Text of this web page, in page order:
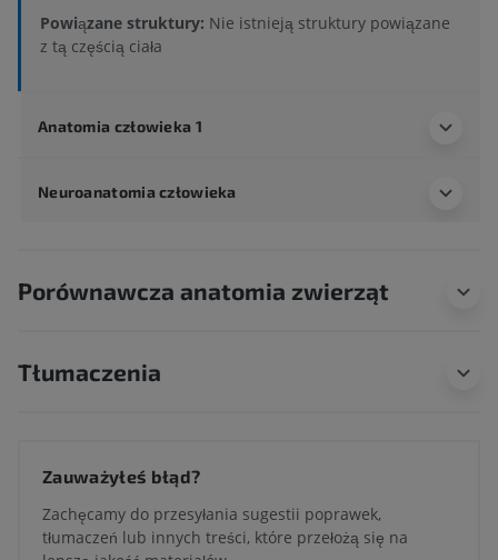
Powiązane struktury: Nie istnieją struktury powiązane
z tą częścią ciała
Anatomia człowieka 1
Neuroanatomia człowieka
Porównawcza anatomia zwierząt
Tłumaczenia
Zauważyłeś błąd?
Zachęcamy do przesyłania sugestii poprawek,
tłumaczeń lub innych treści, które przełożą się na